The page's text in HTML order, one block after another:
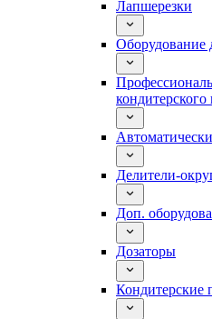
Лапшерезки
Оборудование
кондитерского
Делители-
Доп.
Дозаторы
Кондитерские